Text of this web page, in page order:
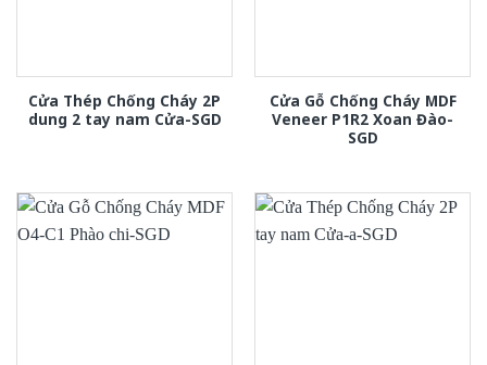
Cửa Thép Chống Cháy 2P
dung 2 tay nam Cửa-SGD
Cửa Gỗ Chống Cháy MDF
Veneer P1R2 Xoan Đào-
SGD